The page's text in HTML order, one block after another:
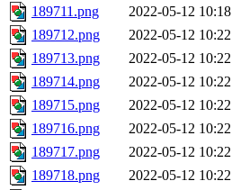
189711.png
2022-05-12 10:18
189712.png
2022-05-12 10:22
189713.png
2022-05-12 10:22
189714.png
2022-05-12 10:22
189715.png
2022-05-12 10:22
189716.png
2022-05-12 10:22
189717.png
2022-05-12 10:22
189718.png
2022-05-12 10:22